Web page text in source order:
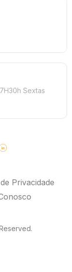
Sextas
Privacidade